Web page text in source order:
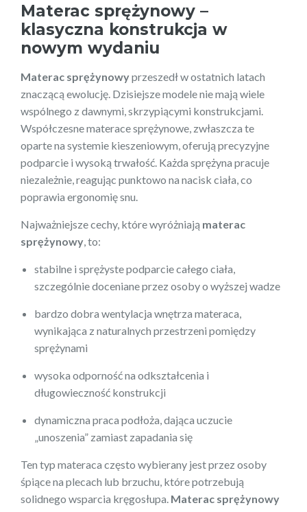
Materac sprężynowy –
klasyczna konstrukcja w
nowym wydaniu
Materac sprężynowyprzeszedł w ostatnich latach
znaczącą ewolucję. Dzisiejsze modele nie mają wiele
wspólnego z dawnymi, skrzypiącymi konstrukcjami.
Współczesne materace sprężynowe, zwłaszcza te
oparte na systemie kieszeniowym, oferują precyzyjne
podparcie i wysoką trwałość. Każda sprężyna pracuje
niezależnie, reagując punktowo na nacisk ciała, co
poprawia ergonomię snu.
Najważniejsze cechy, które wyróżniają materac
sprężynowy , to:
stabilne i sprężyste podparcie całego ciała,
szczególnie doceniane przez osoby o wyższej wadze
bardzo dobra wentylacja wnętrza materaca,
wynikająca z naturalnych przestrzeni pomiędzy
sprężynami
wysoka odporność na odkształcenia i
długowieczność konstrukcji
dynamiczna praca podłoża, dająca uczucie
„unoszenia” zamiast zapadania się
Ten typ materaca często wybierany jest przez osoby
śpiące na plecach lub brzuchu, które potrzebują
solidnego wsparcia kręgosłupa. Materac sprężynowy